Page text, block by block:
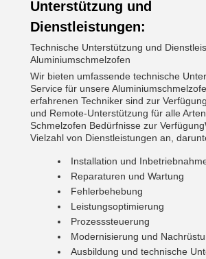
Unterstützung und
Dienstleistungen:
Technische Unterstützung und
Aluminiumschmelzofen
Wir bieten umfassende technische
Service für unsere
erfahrenen Techniker sind zur
und Remote-Unterstützung für alle
Schmelzofen Bedürfnisse zur
Vielzahl von Dienstleistungen an,
Installation und
Reparaturen und Wartung
Fehlerbehebung
Leistungsoptimierung
Prozesssteuerung
Modernisierung und
Ausbildung und technische